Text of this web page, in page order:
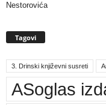
Nestorovića
Tagovi
3. Drinski književni susreti
ASoglas